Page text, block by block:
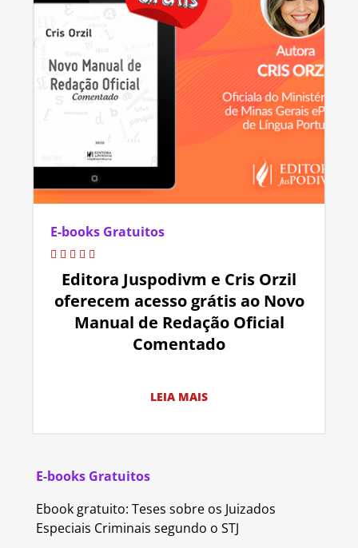
E-books Gratuitos
Editora Juspodivm e Cris Orzil
oferecem acesso grátis ao Novo
Manual de Redação Oficial
Comentado
LEIA MAIS
E-books Gratuitos
Ebook gratuito: Teses sobre os Juizados
Especiais Criminais segundo o STJ